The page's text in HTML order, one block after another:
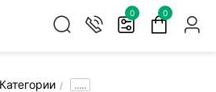
0 0
Категории .....